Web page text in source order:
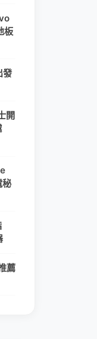
板
發
開
秘
薦